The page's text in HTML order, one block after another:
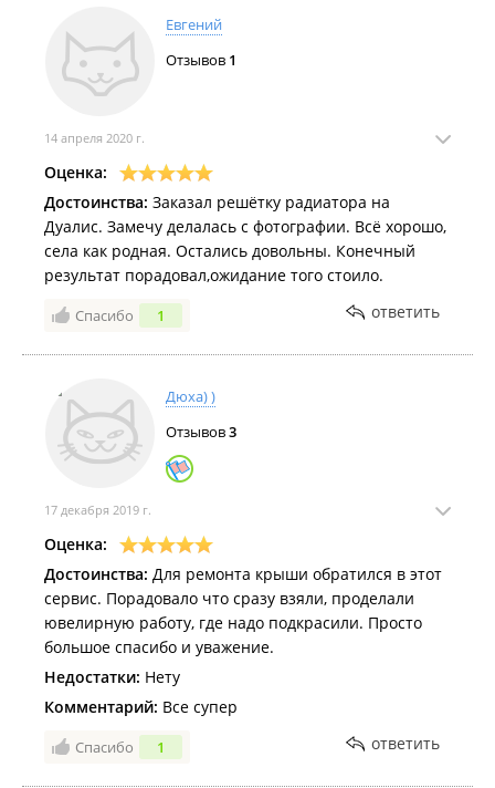
Евгений
Отзывов 1
14 апреля 2020 г.
Оценка:
Достоинства: Заказал решётку радиатора на
Дуалис. Замечу делалась с фотографии. Всё хорошо,
села как родная. Остались довольны. Конечный
результат порадовал,ожидание того стоило.
Спасибо 1 ответить
Дюха) )
Отзывов3
17 декабря 2019 г.
Оценка:
Достоинства: Для ремонта крыши обратился в этот
сервис. Порадовало что сразу взяли, проделали
ювелирную работу, где надо подкрасили. Просто
большое спасибо и уважение.
Недостатки: Нету
Комментарий: Все супер
Спасибо 1 ответить